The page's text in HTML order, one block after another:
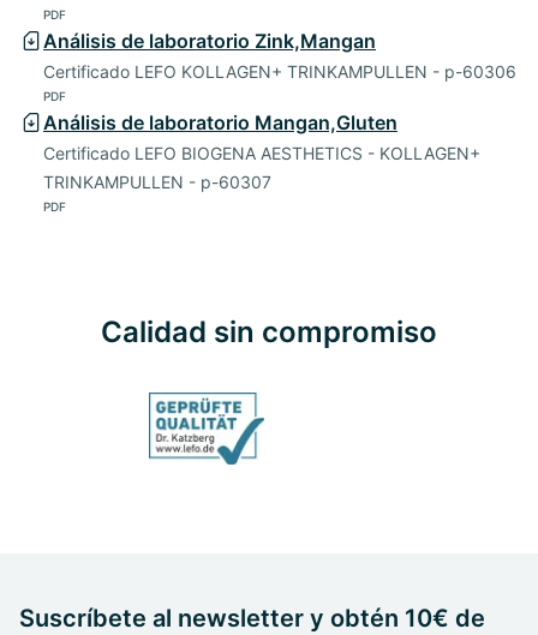
PDF
Análisis de laboratorio Zink,Mangan
Certificado LEFO KOLLAGEN+ TRINKAMPULLEN - p-60306
PDF
Análisis de laboratorio Mangan,Gluten
Certificado LEFO BIOGENA AESTHETICS - KOLLAGEN+
TRINKAMPULLEN - p-60307
PDF
Calidad sin compromiso
Suscríbete al newsletter y obtén 10€ de